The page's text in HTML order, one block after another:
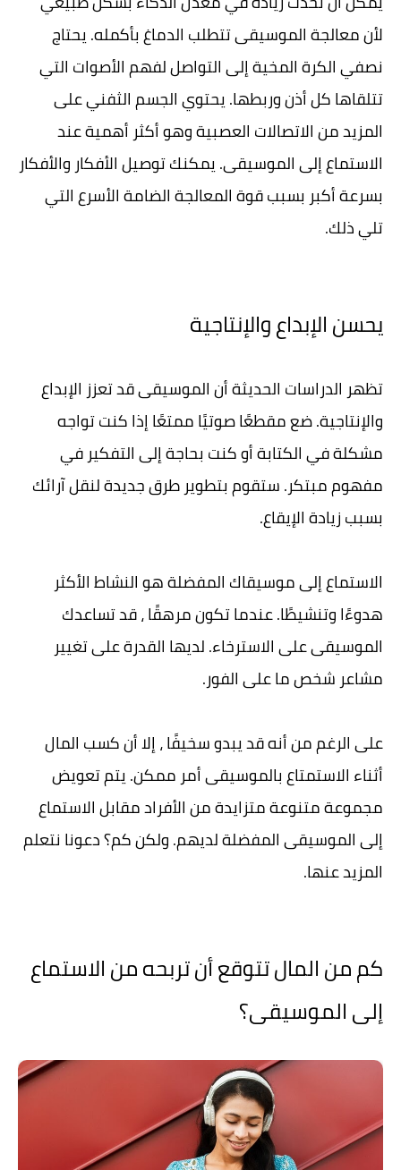
لأن معالجة الموسيقى تتطلب الدماغ بأكمله. يحتاج
نصفي الكرة المخية إلى التواصل لفهم الأصوات التي
تتلقاها كل أذن وربطها. يحتوي الجسم الثفني على
المزيد من الاتصالات العصبية وهو أكثر أهمية عند
الاستماع إلى الموسيقى. يمكنك توصيل الأفكار والأفكار
بسرعة أكبر بسبب قوة المعالجة الضامة الأسرع التي
تلي ذلك.
يحسن الإبداع والإنتاجية
تظهر الدراسات الحديثة أن الموسيقى قد تعزز الإبداع
والإنتاجية. ضع مقطعًا صوتيًا ممتعًا إذا كنت تواجه
مشكلة في الكتابة أو كنت بحاجة إلى التفكير في
مفهوم مبتكر. ستقوم بتطوير طرق جديدة لنقل آرائك
بسبب زيادة الإيقاع.
الاستماع إلى موسيقاك المفضلة هو النشاط الأكثر
هدوءًا وتنشيطًا. عندما تكون مرهقًا ، قد تساعدك
الموسيقى على الاسترخاء. لديها القدرة على تغيير
مشاعر شخص ما على الفور.
على الرغم من أنه قد يبدو سخيفًا ، إلا أن كسب المال
أثناء الاستمتاع بالموسيقى أمر ممكن. يتم تعويض
مجموعة متنوعة متزايدة من الأفراد مقابل الاستماع
إلى الموسيقى المفضلة لديهم. ولكن كم؟ دعونا نتعلم
المزيد عنها.
كم من المال تتوقع أن تربحه من الاستماع
إلى الموسيقى؟